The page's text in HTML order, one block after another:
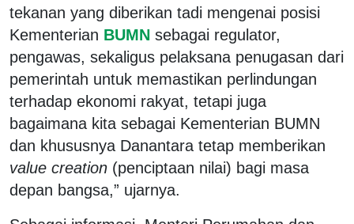
tekanan yang diberikan tadi mengenai posisi
Kementerian BUMN sebagai regulator,
pengawas, sekaligus pelaksana penugasan dari
pemerintah untuk memastikan perlindungan
terhadap ekonomi rakyat, tetapi juga
bagaimana kita sebagai Kementerian BUMN
dan khususnya Danantara tetap memberikan
value creation (penciptaan nilai) bagi masa
depan bangsa,” ujarnya.